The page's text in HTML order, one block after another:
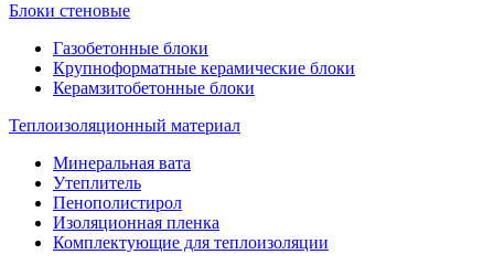
Блоки стеновые
Газобетонные блоки
Крупноформатные керамические блоки
Керамзитобетонные блоки
Теплоизоляционный материал
Минеральная вата
Утеплитель
Пенополистирол
Изоляционная пленка
Комплектующие для теплоизоляции